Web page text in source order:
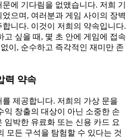
에 기다림을 없앴습니다. 저희 기
으며, 여러분과 게임 사이의 장벽
니다. 이것이 저희의 약속입니다.
고 싶을 때, 몇 초 안에 게임에 접속
이, 순수하고 즉각적인 재미만 존
력 약속
제공합니다. 저희의 가상 문을
익 창출의 대상이 아닌 소중한 손
임박한 유료화 또는 신용 카드 요
모든 구석을 탐험할 수 있다는 것